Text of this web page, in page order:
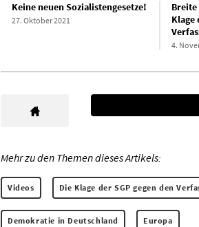
Keine neuen Sozialistengesetze!
27. Oktober 2021
Klage
4.
Mehr zu den Themen dieses Artikels:
Videos Die Klage der SGP gegen den
Demokratie in Deutschland Europa